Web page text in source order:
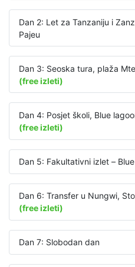
Dan 2: Let za Tanzaniju i
Pajeu
Dan 3: Seoska tura, plaža
(free izleti)
Dan 4: Posjet školi, Blue
(free izleti)
Dan 5: Fakultativni izlet –
Dan 6: Transfer u Nungwi,
(free izleti)
Dan 7: Slobodan dan